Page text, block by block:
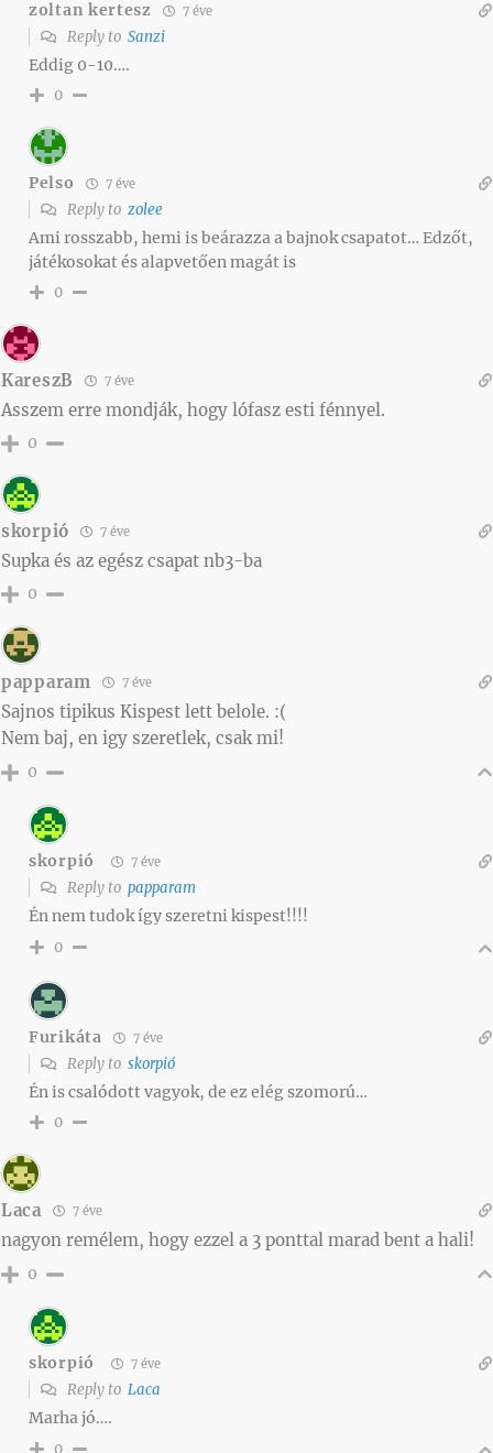
zoltan kertesz 7 éve
Reply to Sanzi
Eddig 0-10….
0
Pelso 7 éve
Reply to zolee
Ami rosszabb, hemi is beárazza a bajnok csapatot… Edzőt,
játékosokat és alapvetően magát is
0
KareszB 7 éve
Asszem erre mondják, hogy lófasz esti fénnyel.
0
skorpió 7 éve
Supka és az egész csapat nb3-ba
0
papparam 7 éve
Sajnos tipikus Kispest lett belole. :(
Nem baj, en igy szeretlek, csak mi!
0
skorpió 7 éve
Reply to papparam
Én nem tudok így szeretni kispest!!!!
0
Furikáta 7 éve
Reply to skorpió
Én is csalódott vagyok, de ez elég szomorú…
0
Laca 7 éve
nagyon remélem, hogy ezzel a 3 ponttal marad bent a hali!
0
skorpió 7 éve
Reply to Laca
Marha jó….